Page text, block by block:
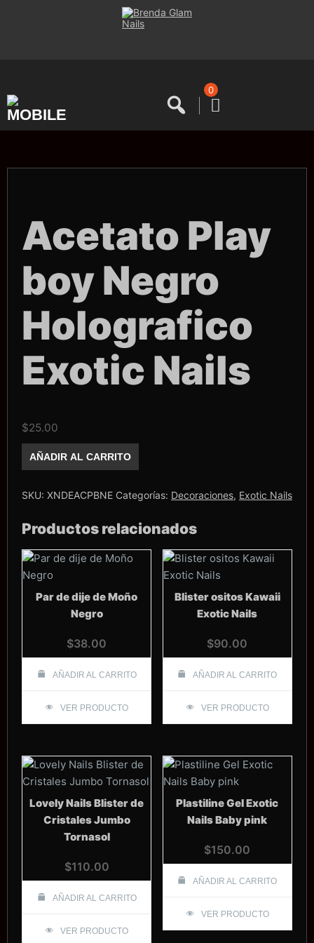
0
Acetato Play
boy Negro
Holografico
Exotic Nails
$25.00
Play
boy
Holografico
cantidad
AÑADIR AL CARRITO
SKU: XNDEACPBNE Categorías: Decoraciones, Exotic Nails
Productos relacionados
Par de dije de Moño
Negro
$38.00
AÑADIR AL CARRITO
VER PRODUCTO
Blister ositos Kawaii
Exotic Nails
$90.00
AÑADIR AL CARRITO
VER PRODUCTO
Lovely Nails Blister de
Cristales Jumbo
Tornasol
$110.00
AÑADIR AL CARRITO
VER PRODUCTO
Plastiline Gel Exotic
Nails Baby pink
$150.00
AÑADIR AL CARRITO
VER PRODUCTO